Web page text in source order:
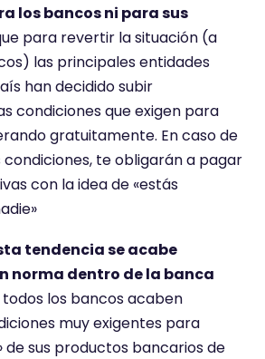
los bancos ni para sus
para revertir la situación (a
las principales entidades
han decidido subir
condiciones que exigen para
gratuitamente. En caso de
te obligarán a pagar
con la idea de «estás
tendencia se acabe
norma dentro de la banca
los bancos acaben
muy exigentes para
de sus productos bancarios de